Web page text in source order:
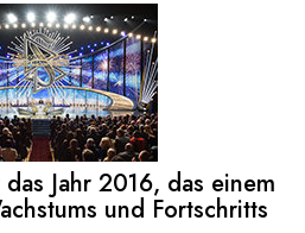
Jahr 2016, das einem
und Fortschritts